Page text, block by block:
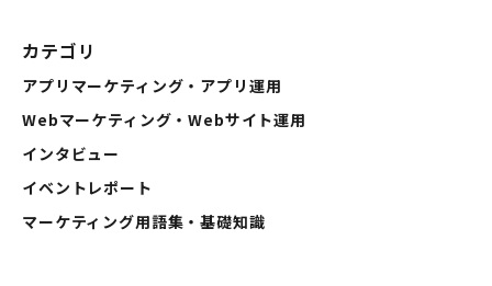
カテゴリ
アプリマーケティング・アプリ運用
Webマーケティング・Webサイト運用
インタビュー
イベントレポート
マーケティング用語集・基礎知識